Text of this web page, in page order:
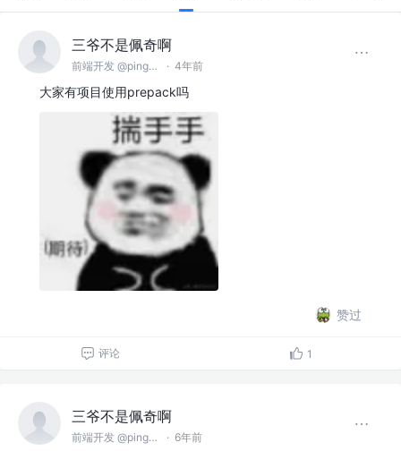
三爷不是佩奇啊
前端开发 @pingan · 4年前
大家有项目使用prepack吗
赞过
评论 1
三爷不是佩奇啊
前端开发 @pingan · 6年前